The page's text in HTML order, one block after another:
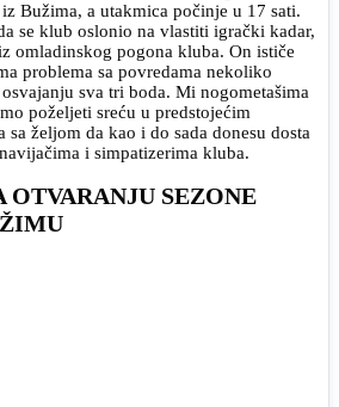
Bužima, a utakmica počinje u 17 sati.
se klub oslonio na vlastiti igrački kadar,
omladinskog pogona kluba. On ističe
problema sa povredama nekoliko
sva tri boda. Mi nogometašima
poželjeti sreću u predstojećim
željom da kao i do sada donesu dosta
i simpatizerima kluba.
OTVARANJU SEZONE